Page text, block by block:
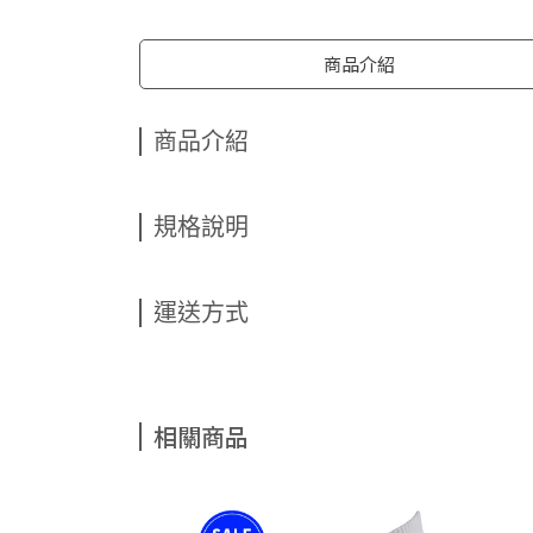
商品介紹
商品介紹
規格說明
運送方式
相關商品